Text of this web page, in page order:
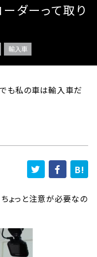
ダーって取り
輸入車
も私の車は輸入車だ
ちょっと注意が必要なの